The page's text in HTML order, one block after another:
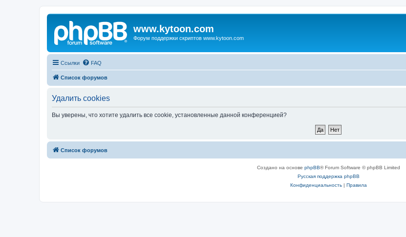
www.kytoon.com
Форум поддержки скриптов www.kytoon.com
Ссылки FAQ
Список форумов
Удалить cookies
Вы уверены, что хотите удалить все cookie, установленные данной конференцией?
Список форумов
Создано на основе phpBB® Forum Software © phpBB Limited
Русская поддержка phpBB
Конфиденциальность| Правила